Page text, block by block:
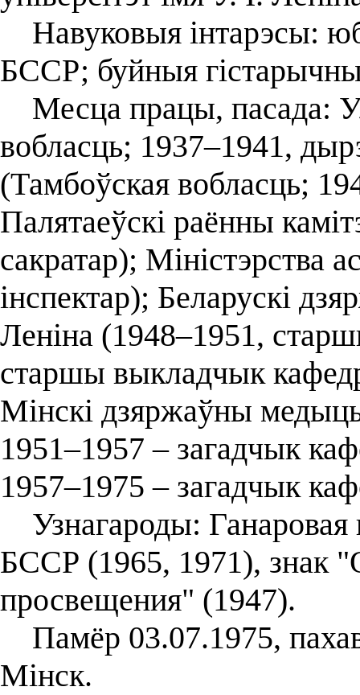
Навуковыя інтарэсы:
БССР; буйныя
Месца працы, пасада:
вобласць; 1937–1941,
(Тамбоўская вобласць;
Палятаеўскі раённы
сакратар); Міністэрства
інспектар); Беларускі
Леніна (1948–1951,
старшы выкладчык
Мінскі дзяржаўны
1951–1957 – загадчык
1957–1975 – загадчык
Узнагароды: Ганаровая
БССР (1965, 1971), знак
просвещения" (1947).
Памёр 03.07.1975,
Мінск.